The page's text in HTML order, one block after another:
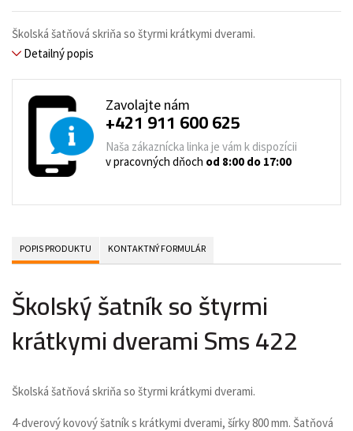
Školská šatňová skriňa so štyrmi krátkymi dverami.
Detailný popis
Zavolajte nám
+421 911 600 625
Naša zákaznícka linka je vám k dispozícii
v pracovných dňoch od 8:00 do 17:00
POPIS PRODUKTU KONTAKTNÝ FORMULÁR
Školský šatník so štyrmi
krátkymi dverami Sms 422
Školská šatňová skriňa so štyrmi krátkymi dverami.
4-dverový kovový šatník s krátkymi dverami, šírky 800 mm. Šatňová